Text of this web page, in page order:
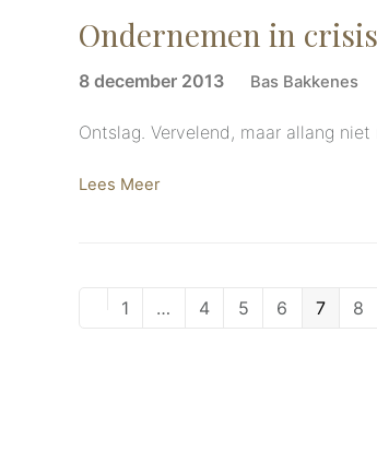
Ondernemen in
8 december 2013 Bas Bakkenes
Ontslag. Vervelend, maar allang
Lees Meer
VorigePage
1 … Page
4 Page
5 Page
6 Page
7 8